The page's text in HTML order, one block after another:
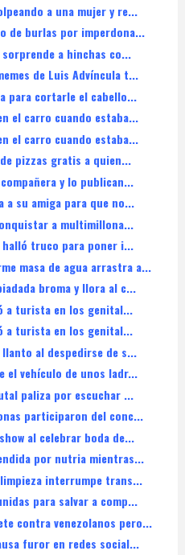
a una mujer y re...
de burlas por imperdona...
a hinchas co...
de Luis Advíncula t...
para cortarle el cabello...
el carro cuando estaba...
el carro cuando estaba...
pizzas gratis a quien...
y lo publican...
a su amiga para que no...
a multimillona...
halló truco para poner i...
masa de agua arrastra a...
broma y llora al c...
a turista en los genital...
a turista en los genital...
al despedirse de s...
el vehículo de unos ladr...
paliza por escuchar ...
participaron del conc...
al celebrar boda de...
por nutria mientras...
interrumpe trans...
para salvar a comp...
contra venezolanos pero...
furor en redes social...